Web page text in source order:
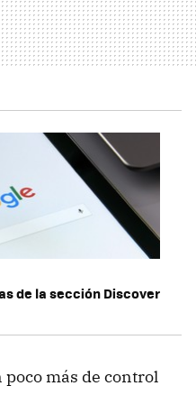
de la sección Discover
más de control